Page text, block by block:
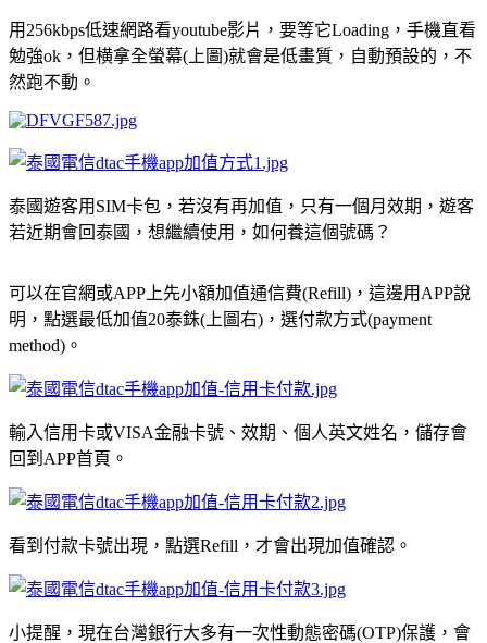
用256kbps低速網路看youtube影片，要等它Loading，手機直看
勉強ok，但横拿全螢幕(上圖)就會是低畫質，自動預設的，不
然跑不動。
泰國遊客用SIM卡包，若沒有再加值，只有一個月效期，遊客
若近期會回泰國，想繼續使用，如何養這個號碼？
可以在官網或APP上先小額加值通信費(Refill)，這邊用APP說
明，點選最低加值20泰銖(上圖右)，選付款方式(payment
method)。
輸入信用卡或VISA金融卡號、效期、個人英文姓名，儲存會
回到APP首頁。
看到付款卡號出現，點選Refill，才會出現加值確認。
小提醒，現在台灣銀行大多有一次性動態密碼(OTP)保護，會